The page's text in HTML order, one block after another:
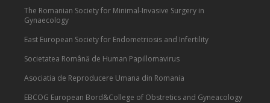
The Romanian Society for Minimal-Invasive Surgery in
Gynaecology
East European Society for Endometriosis and Infertility
Societatea Română de Human Papillomavirus
Asociatia de Reproducere Umana din Romania
EBCOG European Bord&College of Obstretics and Gyneacology